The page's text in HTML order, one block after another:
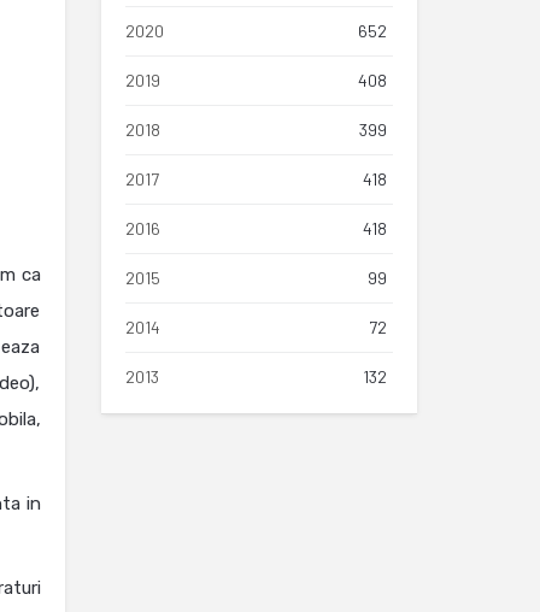
ca
in
2020 652
2019 408
2018 399
2017 418
2016 418
2015 99
2014 72
2013 132